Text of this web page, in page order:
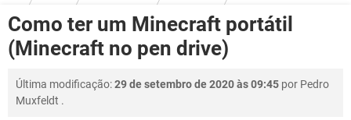
OUTLOOK EXCEL
INSTAGRAM GMAIL
JOGOS WHATSAPP
CELULAR FACEBOOK
INSTAGRAM GMAIL
DOWNLOADS
JOGOS WHATSAPP
OUTLOOK
FÓRUM
JOGOS WHATSAPP
GLOSSÁRIO
Como ter um Minecraft portátil
(Minecraft no pen drive)
Última modificação:29 de setembro de 2020 às 09:45 por Pedro
Muxfeldt .